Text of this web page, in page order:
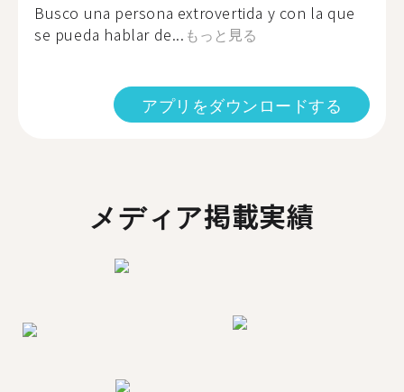
Busco una persona extrovertida y con la que
se pueda hablar de... もっと見る
アプリをダウンロードする
メディア掲載実績